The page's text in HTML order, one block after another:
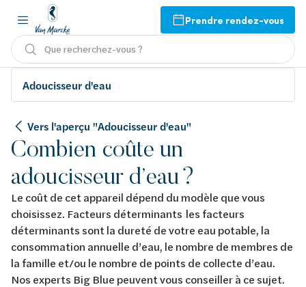
Prendre rendez-vous
Que recherchez-vous ?
Adoucisseur d'eau
Vers l'aperçu "Adoucisseur d'eau"
Combien coûte un
adoucisseur d’eau ?
Le coût de cet appareil dépend du modèle que vous
choisissez. Facteurs déterminants les facteurs
déterminants sont la dureté de votre eau potable, la
consommation annuelle d’eau, le nombre de membres de
la famille et/ou le nombre de points de collecte d’eau.
Nos experts Big Blue peuvent vous conseiller à ce sujet.